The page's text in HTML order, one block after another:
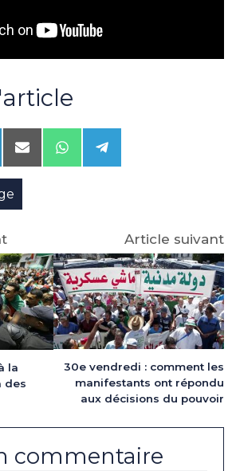
Share
on
Email
Share
on
Share
on
la
des
Article suivant
30e vendredi : comment les
manifestants ont répondu
aux décisions du pouvoir
commentaire